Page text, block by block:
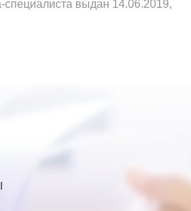
специалиста выдан 14.06.2019,